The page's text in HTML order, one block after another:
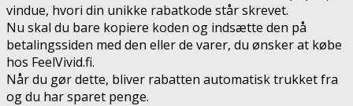
vindue, hvori din unikke rabatkode står skrevet.
Nu skal du bare kopiere koden og indsætte den på
betalingssiden med den eller de varer, du ønsker at købe
hos FeelVivid.fi.
Når du gør dette, bliver rabatten automatisk trukket fra
og du har sparet penge.